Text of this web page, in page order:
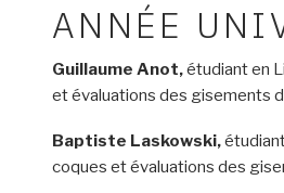
ANNÉE
Guillaume Anot,étudiant en
et évaluations des gisements
Baptiste Laskowski,
coques et évaluations des